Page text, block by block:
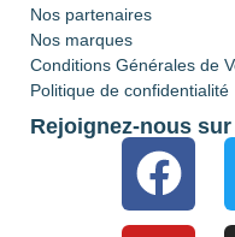
Nos partenaires
Nos marques
Conditions Générales de
Politique de confidentialité
Rejoignez-nous sur